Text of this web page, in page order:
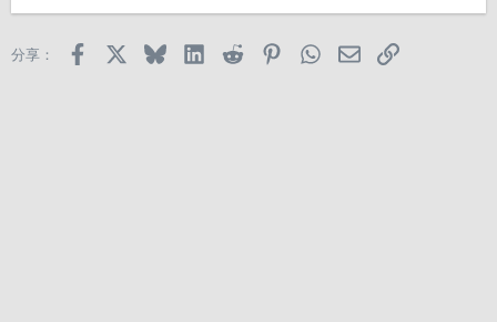
分享： Facebook BlueskyLinkedIn
Reddit PinterestWhatsApp
邮箱 链接